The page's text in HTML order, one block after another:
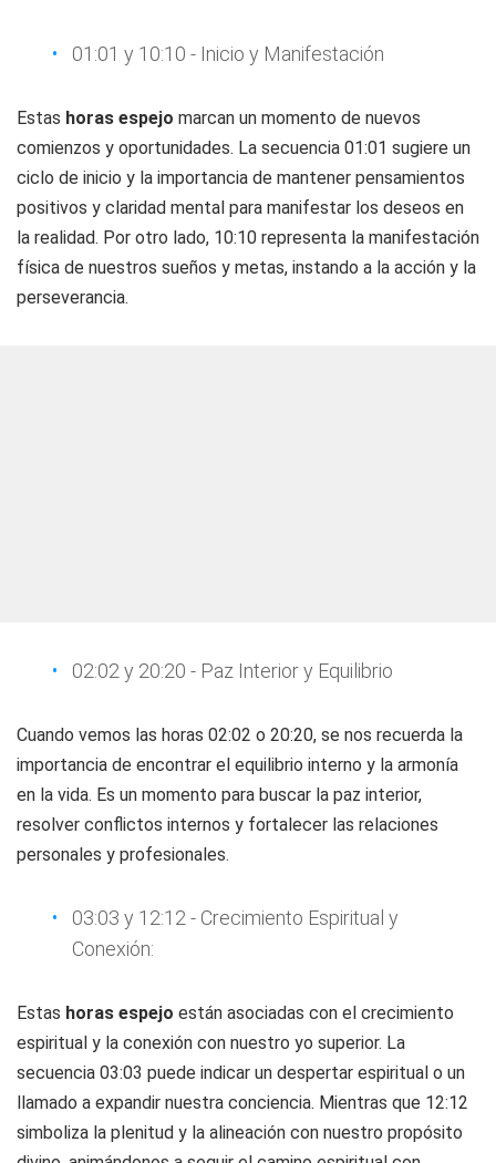
01:01 y 10:10 - Inicio y Manifestación
Estas horas espejo marcan un momento de nuevos
comienzos y oportunidades. La secuencia 01:01 sugiere un
ciclo de inicio y la importancia de mantener pensamientos
positivos y claridad mental para manifestar los deseos en
la realidad. Por otro lado, 10:10 representa la manifestación
física de nuestros sueños y metas, instando a la acción y la
perseverancia.
02:02 y 20:20 - Paz Interior y Equilibrio
Cuando vemos las horas 02:02 o 20:20, se nos recuerda la
importancia de encontrar el equilibrio interno y la armonía
en la vida. Es un momento para buscar la paz interior,
resolver conflictos internos y fortalecer las relaciones
personales y profesionales.
03:03 y 12:12 - Crecimiento Espiritual y
Conexión:
Estas horas espejo están asociadas con el crecimiento
espiritual y la conexión con nuestro yo superior. La
secuencia 03:03 puede indicar un despertar espiritual o un
llamado a expandir nuestra conciencia. Mientras que 12:12
simboliza la plenitud y la alineación con nuestro propósito